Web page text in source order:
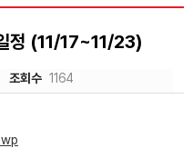
정 (11/17~11/23)
조회수 1164
치북5